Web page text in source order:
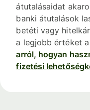
átutalásaidat
banki átutalások
betéti vagy
a legjobb értéket
arról, hogyan
fizetési